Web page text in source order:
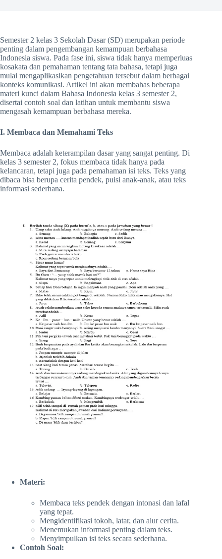
Semester 2 kelas 3 Sekolah Dasar (SD) merupakan periode
penting dalam pengembangan kemampuan berbahasa
Indonesia siswa. Pada fase ini, siswa tidak hanya memperluas
kosakata dan pemahaman tentang tata bahasa, tetapi juga
mulai mengaplikasikan pengetahuan tersebut dalam berbagai
konteks komunikasi. Artikel ini akan membahas beberapa
materi kunci dalam Bahasa Indonesia kelas 3 semester 2,
disertai contoh soal dan latihan untuk membantu siswa
mengasah kemampuan berbahasa mereka.
I. Membaca dan Memahami Teks
Membaca adalah keterampilan dasar yang sangat penting. Di
kelas 3 semester 2, fokus membaca tidak hanya pada
kelancaran, tetapi juga pada pemahaman isi teks. Teks yang
dibaca bisa berupa cerita pendek, puisi anak-anak, atau teks
informasi sederhana.
Materi:
Membaca teks pendek dengan intonasi dan lafal
yang tepat.
Mengidentifikasi tokoh, latar, dan alur cerita.
Menemukan informasi penting dalam teks.
Menyimpulkan isi teks secara sederhana.
Contoh Soal: